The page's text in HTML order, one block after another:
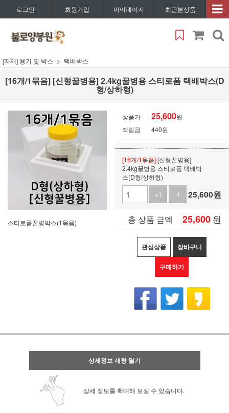
로그인 회원가입 마이페이지 최근본상품
[자재] 용기 및 박스 택배박스
[16개/1묶음] [신형꿀병용] 2.4kg꿀병용 스티로폼 택배박스(D
형/상하형)
스티로폼꿀병박스(1묶음)
상품가 25,600원
적립금
440원
[16개/1묶음][신형꿀병용]
2.4kg꿀병용 스티로폼 택배박
스(D형/상하형)
+1
-1 25,600원
총 상품 금액 25,600 원
관심상품 장바구니
구매하기
상세정보 새창 열기
상세 정보를 확대해 보실 수 있습니다.